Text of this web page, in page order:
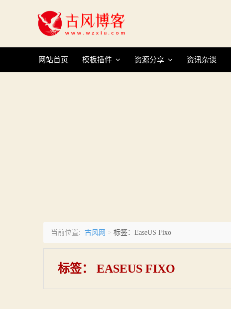
网站首页 模板插件 资源分享 资讯杂谈
当前位置: 古风网 > 标签：EaseUS Fixo
标签： EASEUS FIXO